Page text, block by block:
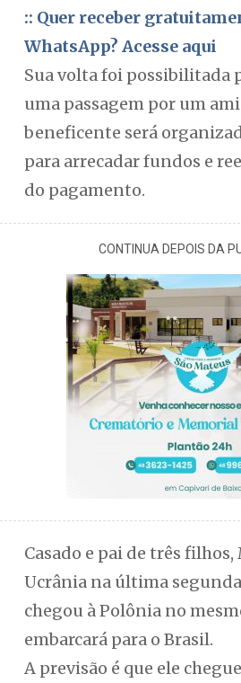
:: Quer receber
WhatsApp? Acesse aqui
Sua volta foi possibilitada
uma passagem por um
beneficente será
para arrecadar fundos e
do pagamento.
CONTINUA DEPOIS DA
Casado e pai de três
Ucrânia na última
chegou à Polônia no
embarcará para o Brasil.
A previsão é que ele